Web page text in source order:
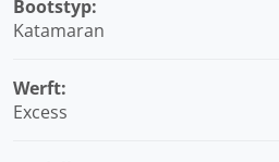
Bootstyp:
Katamaran
Werft:
Excess